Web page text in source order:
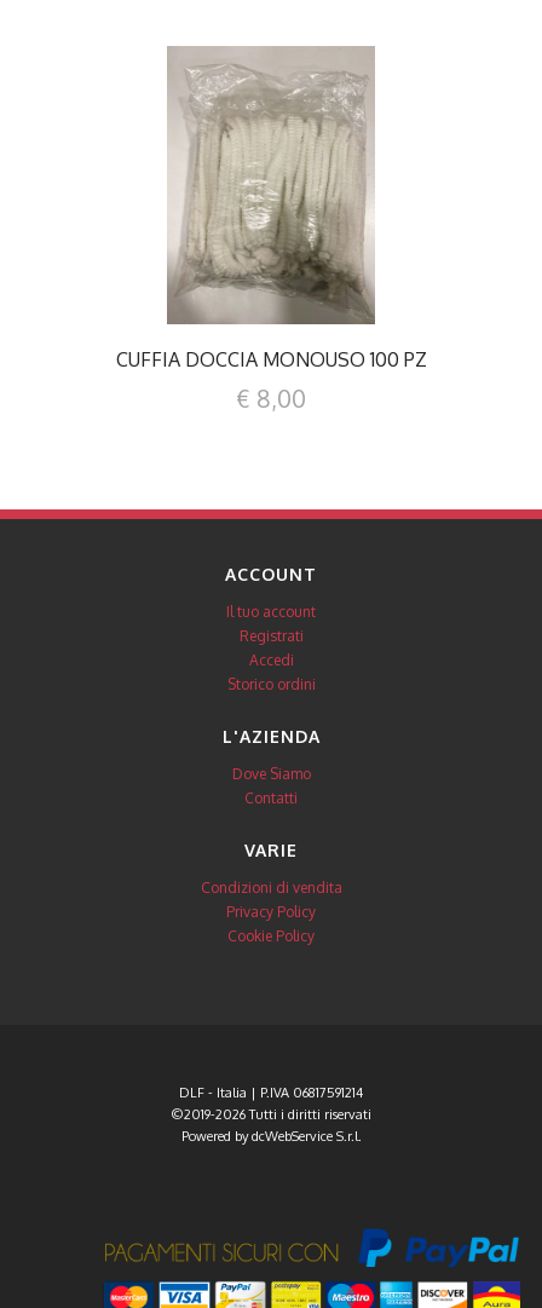
DETTAGLI
CUFFIA DOCCIA MONOUSO 100 PZ
€ 8,00
ACCOUNT
Il tuo account
Registrati
Accedi
Storico ordini
L'AZIENDA
Dove Siamo
Contatti
VARIE
Condizioni di vendita
Privacy Policy
Cookie Policy
DLF - Italia | P.IVA 06817591214
©2019-2026 Tutti i diritti riservati
Powered bydcWebService S.r.l.